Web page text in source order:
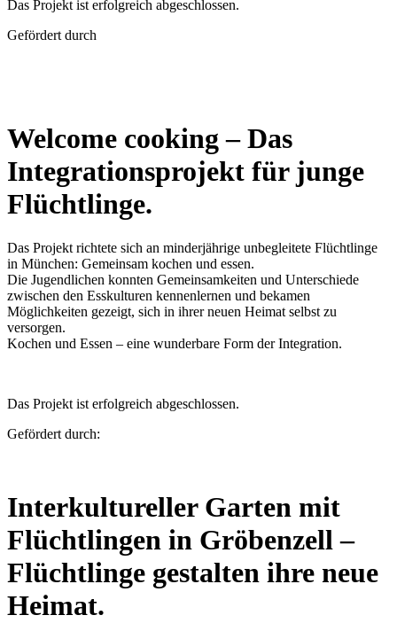
Das Projekt ist erfolgreich abgeschlossen.
Gefördert durch
Welcome cooking – Das
Integrationsprojekt für junge
Flüchtlinge.
Das Projekt richtete sich an minderjährige unbegleitete Flüchtlinge
in München: Gemeinsam kochen und essen.
Die Jugendlichen konnten Gemeinsamkeiten und Unterschiede
zwischen den Esskulturen kennenlernen und bekamen
Möglichkeiten gezeigt, sich in ihrer neuen Heimat selbst zu
versorgen.
Kochen und Essen – eine wunderbare Form der Integration.
Das Projekt ist erfolgreich abgeschlossen.
Gefördert durch:
Interkultureller Garten mit
Flüchtlingen in Gröbenzell –
Flüchtlinge gestalten ihre neue
Heimat.